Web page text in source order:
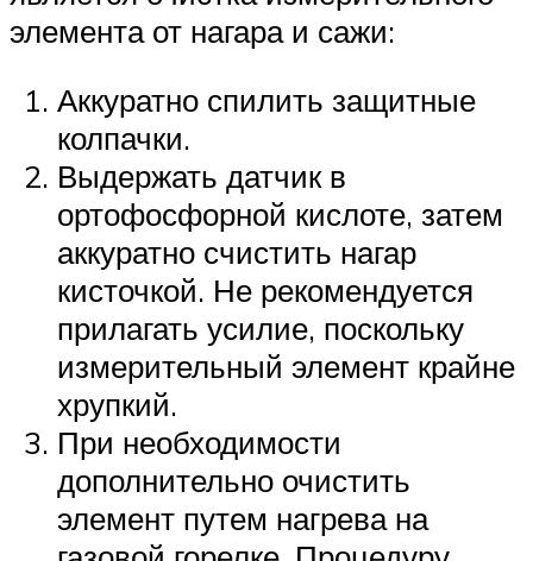
элемента от нагара и сажи:
Аккуратно спилить защитные
колпачки.
Выдержать датчик в
ортофосфорной кислоте, затем
аккуратно счистить нагар
кисточкой. Не рекомендуется
прилагать усилие, поскольку
измерительный элемент крайне
хрупкий.
При необходимости
дополнительно очистить
элемент путем нагрева на